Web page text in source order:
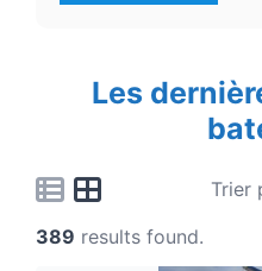
Les
Trier
389 results found.